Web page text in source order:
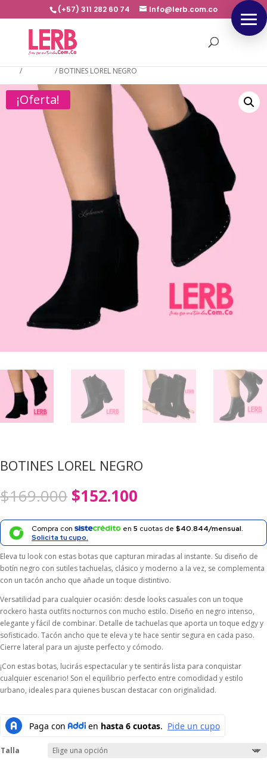
(+57) 311 282 60 74 Info@lerb.com.co
/ / BOTINES LOREL NEGRO
¡Oferta!
BOTINES LOREL NEGRO
$169.000 El
precio
original
era:
$169.000.
$152.100
actual
es:
$152.100.
Compra con en 5 cuotas de $40.844/mensual.
Solicita tu cupo.
Eleva tu look con estas botas que capturan miradas al instante. Su diseño de
botín negro con sutiles tachuelas, clásico y moderno a la vez, se complementa
con un tacón ancho que añade un toque distintivo.
Versatilidad para cualquier ocasión: desde looks casuales con un toque
rockero hasta outfits nocturnos con mucho estilo. Diseño en negro intenso,
elegante y fácil de combinar. Detalle de tachuelas que aporta un toque edgy y
sofisticado. Tacón ancho que te eleva y te hace sentir segura en cada paso.
Cierre lateral para un ajuste perfecto y cómodo.
¡Con estas botas, lucirás espectacular y te sentirás lista para conquistar
cualquier escenario! Son el equilibrio perfecto entre comodidad y estilo
urbano, ideales para quienes buscan destacar con originalidad.
Talla